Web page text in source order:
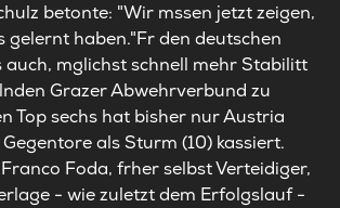
betonte: "Wir mssen jetzt zeigen,
gelernt haben."Fr den deutschen
auch, mglichst schnell mehr Stabilitt
Grazer Abwehrverbund zu
Top sechs hat bisher nur Austria
als Sturm (10) kassiert.
Foda, frher selbst Verteidiger,
- wie zuletzt dem Erfolgslauf -